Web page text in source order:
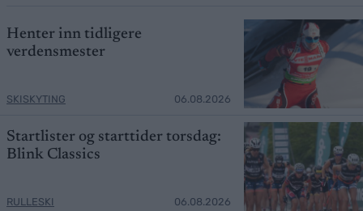
Henter inn tidligere
verdensmester
SKISKYTING 06.08.2026
Startlister og starttider torsdag:
Blink Classics
RULLESKI 06.08.2026